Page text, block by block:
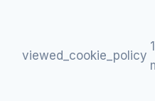
viewed_cookie_policy